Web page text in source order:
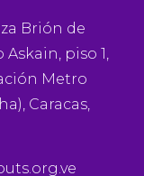
Brión de
piso 1,
Metro
Caracas,